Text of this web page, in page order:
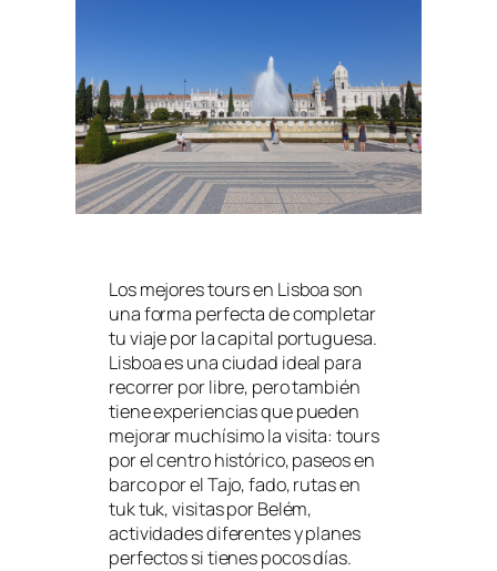
Los mejores tours en Lisboa son
una forma perfecta de completar
tu viaje por la capital portuguesa.
Lisboa es una ciudad ideal para
recorrer por libre, pero también
tiene experiencias que pueden
mejorar muchísimo la visita: tours
por el centro histórico, paseos en
barco por el Tajo, fado, rutas en
tuk tuk, visitas por Belém,
actividades diferentes y planes
perfectos si tienes pocos días.